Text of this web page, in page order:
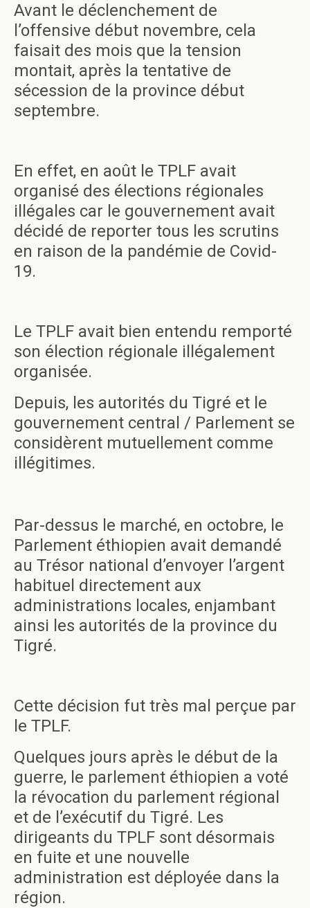
Avant le déclenchement de
l’offensive début novembre, cela
faisait des mois que la tension
montait, après la tentative de
sécession de la province début
septembre.
En effet, en août le TPLF avait
organisé des élections régionales
illégales car le gouvernement avait
décidé de reporter tous les scrutins
en raison de la pandémie de Covid-
19.
Le TPLF avait bien entendu remporté
son élection régionale illégalement
organisée.
Depuis, les autorités du Tigré et le
gouvernement central / Parlement se
considèrent mutuellement comme
illégitimes.
Par-dessus le marché, en octobre, le
Parlement éthiopien avait demandé
au Trésor national d’envoyer l’argent
habituel directement aux
administrations locales, enjambant
ainsi les autorités de la province du
Tigré.
Cette décision fut très mal perçue par
le TPLF.
Quelques jours après le début de la
guerre, le parlement éthiopien a voté
la révocation du parlement régional
et de l’exécutif du Tigré. Les
dirigeants du TPLF sont désormais
en fuite et une nouvelle
administration est déployée dans la
région.